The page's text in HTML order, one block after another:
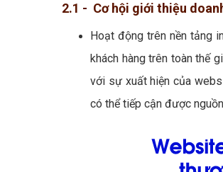
2.1 - Cơ hội giới thiệu
Hoạt động trên nền tảng
khách hàng trên toàn thế
với sự xuất hiện của
có thể tiếp cận được